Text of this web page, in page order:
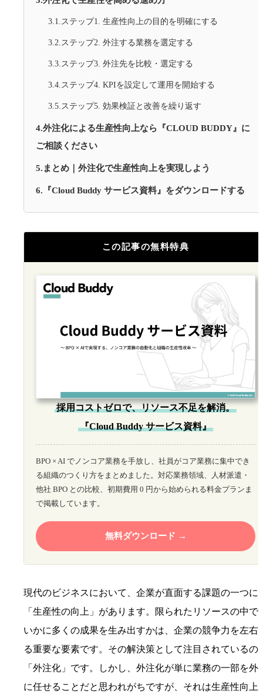
3.1.ステップ1. 生産性向上の目的を明確にする
3.2.ステップ2. 外注する業務を選定する
3.3.ステップ3. 外注先を比較・選定する
3.4.ステップ4. KPIを設定して運用を開始する
3.5.ステップ5. 効果検証と改善を繰り返す
4.外注化による生産性向上なら『CLOUD BUDDY』に
ご相談ください
5.まとめ｜外注化で生産性向上を実現しよう
6.『Cloud Buddy サービス資料』をダウンロードする
この記事の無料特典
採用コストゼロで、リソース不足を解消。
『Cloud Buddy サービス資料』
BPO × AI でノンコア業務を手放し、社員がコア業務に集中でき
る組織のつくり方をまとめました。対応業務領域、人材派遣・
他社 BPO との比較、初期費用 0 円から始められる料金プランま
で掲載しています。
無料ダウンロード
現代のビジネスにおいて、企業が直面する課題の一つに
「生産性の向上」があります。限られたリソースの中で
いかに多くの成果を生み出すかは、企業の競争力を左右
る重要な要素です。その解決策として注目されているの
「外注化」です。しかし、外注化が単に業務の一部を外
に任せることだと思われがちですが、それは生産性向上